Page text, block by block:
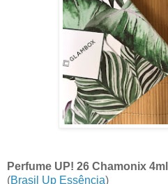
Perfume UP! 26 Chamonix 4ml
(Brasil Up Essência)